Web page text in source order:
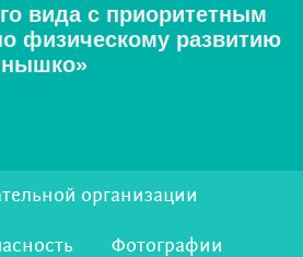
вида с приоритетным
физическому развитию
2detsad@bk.ru
организации
Фотографии